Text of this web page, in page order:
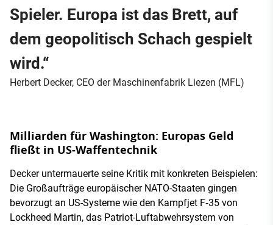
Spieler. Europa ist das Brett, auf
dem geopolitisch Schach gespielt
wird.“
Herbert Decker, CEO der Maschinenfabrik Liezen (MFL)
Milliarden für Washington: Europas Geld
fließt in US-Waffentechnik
Decker untermauerte seine Kritik mit konkreten Beispielen:
Die Großaufträge europäischer NATO-Staaten gingen
bevorzugt an US-Systeme wie den Kampfjet F‑35 von
Lockheed Martin, das Patriot-Luftabwehrsystem von